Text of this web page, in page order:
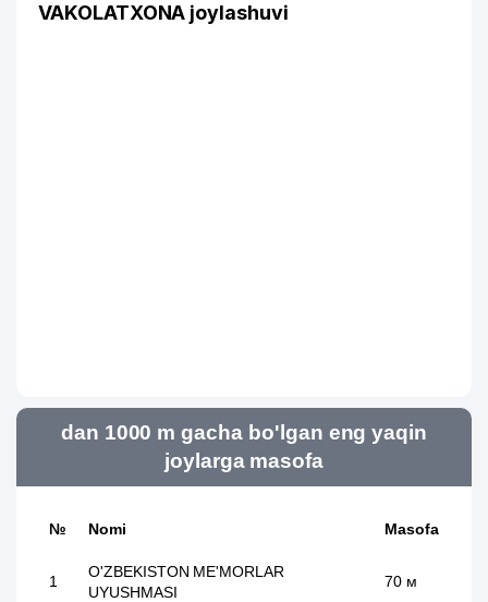
VAKOLATXONA joylashuvi
dan 1000 m gacha bo'lgan eng yaqin
joylarga masofa
№ Nomi Masofa
1
O'ZBEKISTON ME'MORLAR
UYUSHMASI
70 м